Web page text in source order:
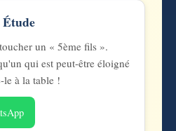
un « 5ème fils ».
qui est peut-être éloigné
le à la table !